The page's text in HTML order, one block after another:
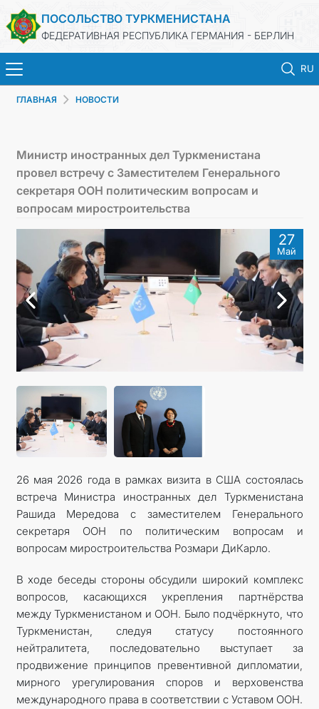
ПОСОЛЬСТВО ТУРКМЕНИСТАНА
ФЕДЕРАТИВНАЯ РЕСПУБЛИКА ГЕРМАНИЯ - БЕРЛИН
RU
КОНСУЛЬСКИЙ ОТДЕЛ
ИНВЕСТИЦИИ В ТУРКМЕНИСТАН
КОНТАКТНЫЕ ДАННЫЕ
ГЛАВНАЯ НОВОСТИ
Министр иностранных дел Туркменистана
провел встречу с Заместителем Генерального
секретаря ООН политическим вопросам и
вопросам миростроительства
27
Май
26 мая 2026 года в рамках визита в США состоялась
встреча Министра иностранных дел Туркменистана
Рашида Мередова с заместителем Генерального
секретаря ООН по политическим вопросам и
вопросам миростроительства Розмари ДиКарло.
В ходе беседы стороны обсудили широкий комплекс
вопросов, касающихся укрепления партнёрства
между Туркменистаном и ООН. Было подчёркнуто, что
Туркменистан, следуя статусу постоянного
нейтралитета, последовательно выступает за
продвижение принципов превентивной дипломатии,
мирного урегулирования споров и верховенства
международного права в соответствии с Уставом ООН.